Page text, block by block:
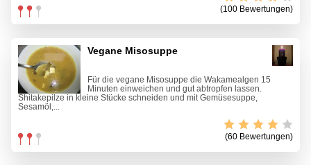
(100 Bewertungen)
Vegane Misosuppe
Für die vegane Misosuppe die Wakamealgen 15
Minuten einweichen und gut abtropfen lassen.
Shitakepilze in kleine Stücke schneiden und mit Gemüsesuppe,
Sesamöl,...
(60 Bewertungen)